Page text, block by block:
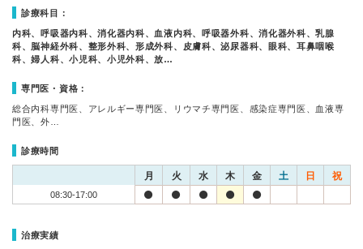
診療科目：
内科、呼吸器内科、消化器内科、血液内科、呼吸器外科、消化器外科、乳腺
科、脳神経外科、整形外科、形成外科、皮膚科、泌尿器科、眼科、耳鼻咽喉
科、婦人科、小児科、小児外科、放…
専門医・資格：
総合内科専門医、アレルギー専門医、リウマチ専門医、感染症専門医、血液専
門医、外…
診療時間
月 火 水 木 金 土 日 祝
08:30-17:00
治療実績